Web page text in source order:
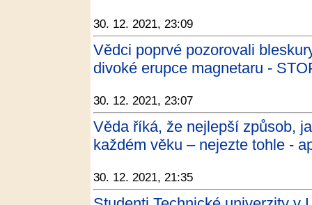
30. 12. 2021, 23:09
Vědci poprvé pozorovali
divoké erupce magnetaru -
30. 12. 2021, 23:07
Věda říká, že nejlepší způsob,
každém věku – nejezte tohle -
30. 12. 2021, 21:35